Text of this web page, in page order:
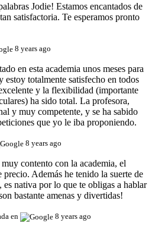
Jodie! Estamos encantados de
satisfactoria. Te esperamos pronto
8 years ago
en esta academia unos meses para
estoy totalmente satisfecho en todos
y la flexibilidad (importante
ha sido total. La profesora,
y muy competente, y se ha sabido
que yo le iba proponiendo.
8 years ago
contento con la academia, el
Además he tenido la suerte de
es nativa por lo que te obligas a hablar
bastante amenas y divertidas!
en 8 years ago